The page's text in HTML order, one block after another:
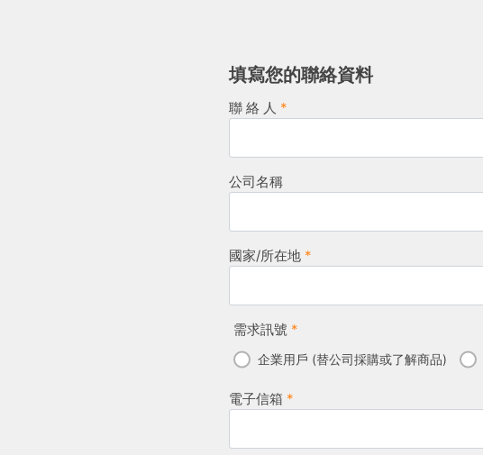
填寫您的聯絡資料
聯 絡 人 *
公司名稱
國家/所在地 *
需求訊號 *
企業用戶 (替公司採購或了解商品)
電子信箱 *